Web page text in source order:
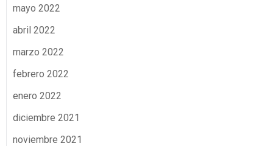
mayo 2022
abril 2022
marzo 2022
febrero 2022
enero 2022
diciembre 2021
noviembre 2021